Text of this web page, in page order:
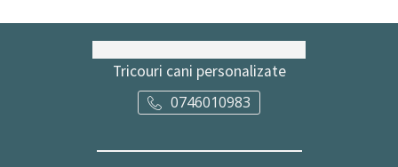
Tricouri cani personalizate
0746010983